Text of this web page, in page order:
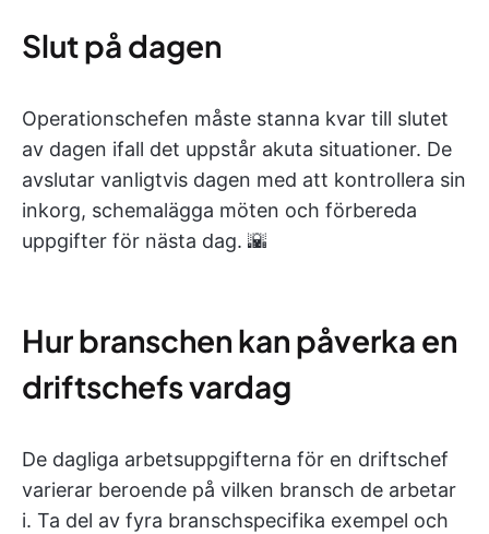
Slut på dagen
Operationschefen måste stanna kvar till slutet
av dagen ifall det uppstår akuta situationer. De
avslutar vanligtvis dagen med att kontrollera sin
inkorg, schemalägga möten och förbereda
uppgifter för nästa dag. 🌇
Hur branschen kan påverka en
driftschefs vardag
De dagliga arbetsuppgifterna för en driftschef
varierar beroende på vilken bransch de arbetar
i. Ta del av fyra branschspecifika exempel och